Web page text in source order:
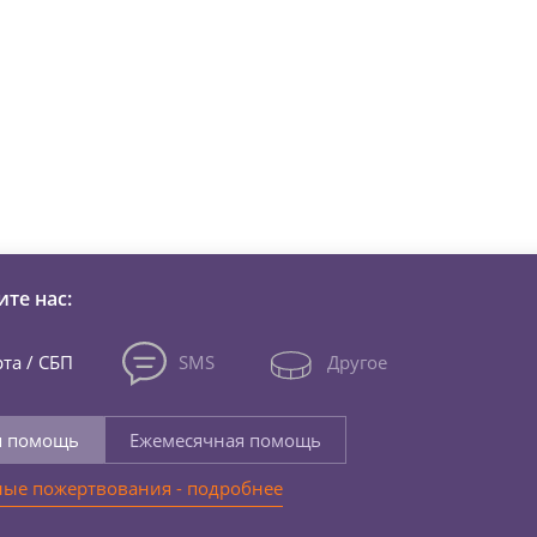
нас:
/ СБП SMS Другое
помощь
Ежемесячная помощь
пожертвования - подробнее